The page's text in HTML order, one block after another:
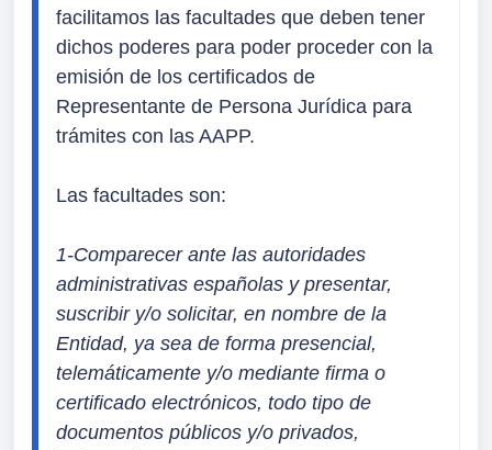
facilitamos las facultades que deben tener
dichos poderes para poder proceder con la
emisión de los certificados de
Representante de Persona Jurídica para
trámites con las AAPP.
Las facultades son:
1-Comparecer ante las autoridades
administrativas españolas y presentar,
suscribir y/o solicitar, en nombre de la
Entidad, ya sea de forma presencial,
telemáticamente y/o mediante firma o
certificado electrónicos, todo tipo de
documentos públicos y/o privados,